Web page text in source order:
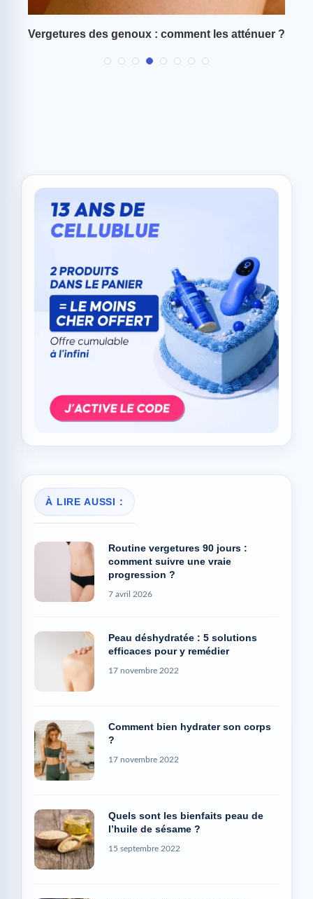
Vergetures des genoux : comment les atténuer ?
À LIRE AUSSI :
Routine vergetures 90 jours :
comment suivre une vraie
progression ?
7 avril 2026
Peau déshydratée : 5 solutions
efficaces pour y remédier
17 novembre 2022
Comment bien hydrater son corps
?
17 novembre 2022
Quels sont les bienfaits peau de
l’huile de sésame ?
15 septembre 2022